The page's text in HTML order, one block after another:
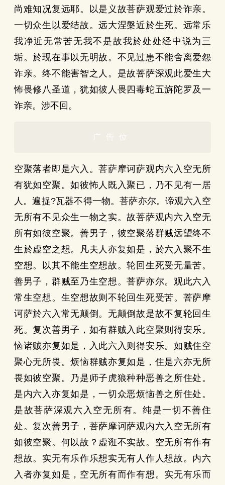
尚难知况复远耶。以是义故菩萨观爱过於诈亲。
一切众生以爱结故。远大涅槃近於生死。远常乐
我净近无常苦无我不是故我於处处经中说为三
垢。於现在事以无明故。不见过患不能舍离爱怨
诈亲。终不能害智之人。是故菩萨深观此爱生大
怖畏修八圣道，犹如彼人畏四毒蛇五旃陀罗及一
诈亲。涉不回。
广告位
空聚落者即是六入。菩萨摩诃萨观内六入空无所
有犹如空聚。如彼怖人既入聚已，乃不见有一居
人。遍捉?瓦器不得一物。菩萨亦尔。谛观六入空
无所有不见众生一物之实。故菩萨观内六入空无
所有如彼空聚。善男子，彼空聚落群贼远望终不
生於虚空之想。凡夫人亦复如是，於六入聚不生
空想。以其不能生空想故。轮回生死受无量苦。
善男子，群贼至乃生空想。菩萨亦尔。观此六入
常生空想。生空想故则不轮回生死受苦。菩萨摩
诃萨於六入常无颠倒。无颠倒故是故不复轮回生
死。复次善男子，如有群贼入此空聚则得安乐。
恼诸贼亦复如是，入此六入则得安乐。如贼住空
聚心无所畏。烦恼群贼亦复如是，住是六亦无所
畏如彼空聚。乃是师子虎狼种种恶兽之所住处。
是内六入亦复如是，一切众恶烦恼兽之所住处。
是故菩萨深观六入空无所有。纯是一切不善住
处。复次善男子，菩萨摩诃萨观内六入空无所有
如彼空聚。何以故？虚诳不实故。空无所有作有
想故。实无有乐作乐想实无有人作人想故。内六
入者亦复如是，空无所有而作有想。实无有乐而